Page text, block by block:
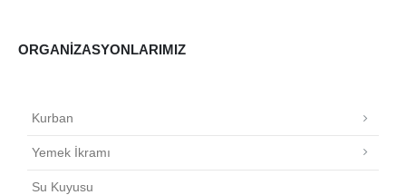
ORGANIZASYONLARIMIZ
Kurban
Yemek İkramı
Su Kuyusu